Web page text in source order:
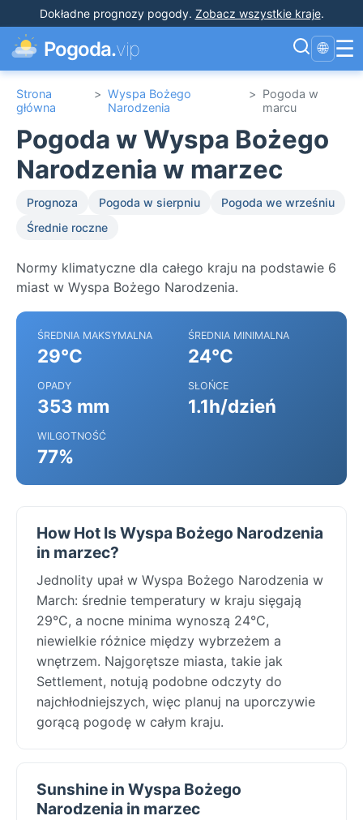
Dokładne prognozy pogody. Zobacz wszystkie kraje.
Pogoda.vip 🌐 ☰
Strona
główna
> Wyspa Bożego
Narodzenia
> Pogoda w
marcu
Pogoda w Wyspa Bożego
Narodzenia w marzec
Prognoza Pogoda w sierpniu
Pogoda we wrześniu
Średnie roczne
Normy klimatyczne dla całego kraju na podstawie 6
miast w Wyspa Bożego Narodzenia.
ŚREDNIA MAKSYMALNA
29°C
ŚREDNIA MINIMALNA
24°C
OPADY
353 mm
SŁOŃCE
1.1h/dzień
WILGOTNOŚĆ
77%
How Hot Is Wyspa Bożego Narodzenia
in marzec?
Jednolity upał w Wyspa Bożego Narodzenia w
March: średnie temperatury w kraju sięgają
29°C, a nocne minima wynoszą 24°C,
niewielkie różnice między wybrzeżem a
wnętrzem. Najgorętsze miasta, takie jak
Settlement, notują podobne odczyty do
najchłodniejszych, więc planuj na uporczywie
gorącą pogodę w całym kraju.
Sunshine in Wyspa Bożego
Narodzenia in marzec